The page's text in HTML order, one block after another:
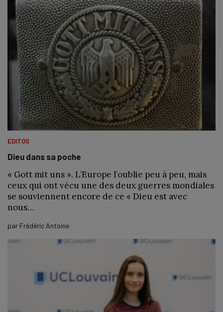
EDITOS
Dieu dans sa poche
« Gott mit uns ». L’Europe l’oublie peu à peu, mais
ceux qui ont vécu une des deux guerres mondiales
se souviennent encore de ce « Dieu est avec
nous…
par Frédéric Antoine